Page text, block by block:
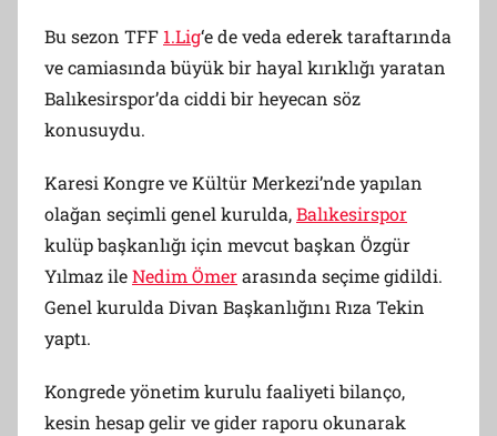
Bu sezon TFF 1.Lig‘e de veda ederek taraftarında
ve camiasında büyük bir hayal kırıklığı yaratan
Balıkesirspor’da ciddi bir heyecan söz
konusuydu.
Karesi Kongre ve Kültür Merkezi’nde yapılan
olağan seçimli genel kurulda,Balıkesirspor
kulüp başkanlığı için mevcut başkan Özgür
Yılmaz ileNedim Ömerarasında seçime gidildi.
Genel kurulda Divan Başkanlığını Rıza Tekin
yaptı.
Kongrede yönetim kurulu faaliyeti bilanço,
kesin hesap gelir ve gider raporu okunarak